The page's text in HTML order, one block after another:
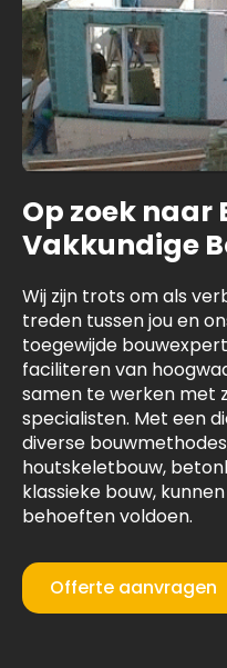
Op zoek naar
Vakkundige
Wij zijn trots om als
treden tussen jou en
toegewijde
faciliteren van
samen te werken met
specialisten. Met een
diverse
houtskeletbouw,
klassieke bouw,
behoeften voldoen.
Offerte aanvragen